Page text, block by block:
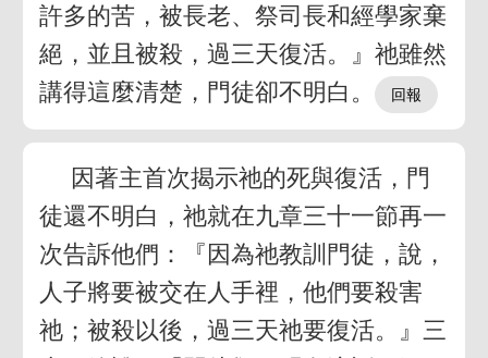
許多的苦，被長老、祭司長和經學家棄
絕，並且被殺，過三天復活。』祂雖然
講得這麼清楚，門徒卻不明白。
因著主首次揭示祂的死與復活，門
徒還不明白，祂就在九章三十一節再一
次告訴他們：『因為祂教訓門徒，說，
人子將要被交在人手裡，他們要殺害
祂；被殺以後，過三天祂要復活。』三